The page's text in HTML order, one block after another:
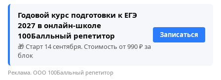
Годовой курс подготовки к ЕГЭ
2027 в онлайн-школе
100Балльный репетитор
🎁 Старт 14 сентября. Стоимость от 990 ₽ за
блок
Записаться
Реклама. ООО 100Балльный репетитор